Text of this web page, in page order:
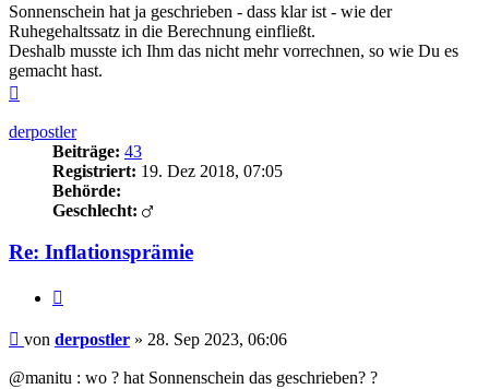
Sonnenschein hat ja geschrieben - dass klar ist - wie der
Ruhegehaltssatz in die Berechnung einfließt.
Deshalb musste ich Ihm das nicht mehr vorrechnen, so wie Du es
gemacht hast.
derpostler
Beiträge: 43
Registriert: 19. Dez 2018, 07:05
Behörde:
Geschlecht:
Re: Inflationsprämie
Beitrag
von derpostler » 28. Sep 2023, 06:06
@manitu : wo ? hat Sonnenschein das geschrieben? ?